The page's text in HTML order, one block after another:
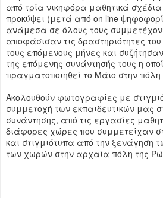
από τρία νικηφόρα μαθητικά
προκύψει (μετά από on line
ανάμεσα σε όλους τους
αποφάσισαν τις δραστηριότητες
τους επόμενους μήνες και
της επόμενης συνάντησής τους η
πραγματοποιηθεί το Μάιο στην πόλη
Ακολουθούν φωτογραφίες με
συμμετοχή των εκπαιδευτικών μας
συνάντησης, από τις εργασίες
διάφορες χώρες που συμμετείχαν
και στιγμιότυπα από την ξενάγηση
των χωρών στην αρχαία πόλη της